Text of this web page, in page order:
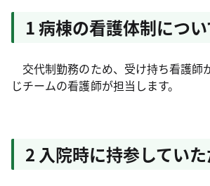
1 病棟の看護体制につ
交代制勤務のため、受け持ち看護師
じチームの看護師が担当します。
2 入院時に持参してい